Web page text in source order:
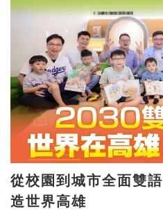
從校園到城市全面雙語 賴瑞隆提7大政策打
造世界高雄